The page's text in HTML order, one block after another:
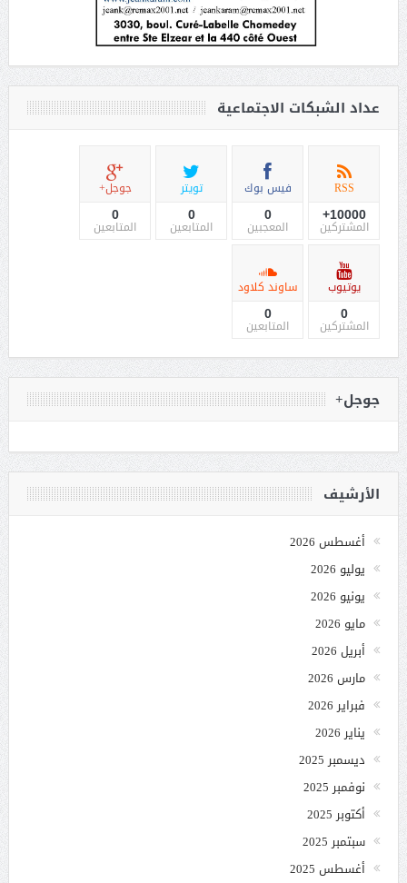
عداد الشبكات الاجتماعية
RSS
10000+
المشتركين
فيس بوك
0
المعجبين
تويتر
0
المتابعين
جوجل+
0
المتابعين
يوتيوب
0
المشتركين
ساوند كلاود
0
المتابعين
جوجل+
الأرشيف
أغسطس 2026
يوليو 2026
يونيو 2026
مايو 2026
أبريل 2026
مارس 2026
فبراير 2026
يناير 2026
ديسمبر 2025
نوفمبر 2025
أكتوبر 2025
سبتمبر 2025
أغسطس 2025